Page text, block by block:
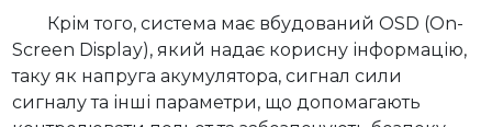
Крім того, система має вбудований OSD (On-
Screen Display), який надає корисну інформацію,
таку як напруга акумулятора, сигнал сили
сигналу та інші параметри, що допомагають